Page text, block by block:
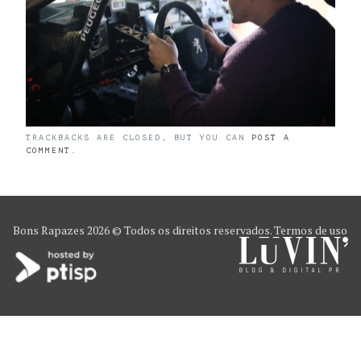
TRACKBACKS ARE CLOSED, BUT YOU CAN POST A
COMMENT
Bons Rapazes 2026 © Todos os direitos reservados.Termos de uso